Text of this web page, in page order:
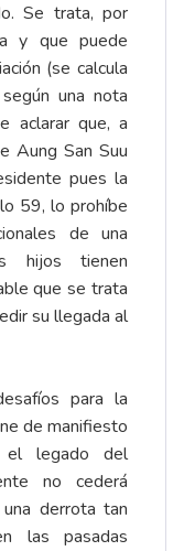
Se trata, por
y que puede
(se calcula
una nota
aclarar que, a
Aung San Suu
pues la
59, lo prohíbe
de una
hijos tienen
que se trata
su llegada al
para la
de manifiesto
el legado del
no cederá
derrota tan
las pasadas